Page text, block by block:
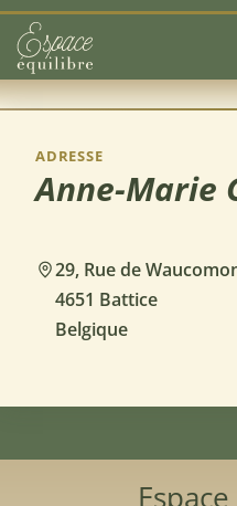
Aller au contenu principal
ADRESSE
Anne-Marie
29, Rue de
4651 Battice
Belgique